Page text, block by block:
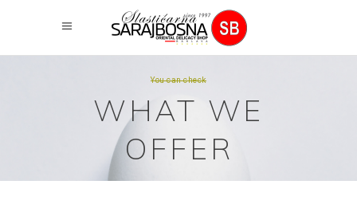
You can check
WHAT WE
OFFER